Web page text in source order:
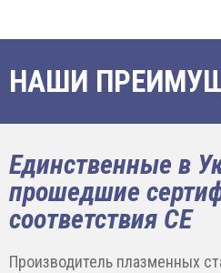
НАШИ
Единственные в
прошедшие
соответствия CE
Производитель плазменных